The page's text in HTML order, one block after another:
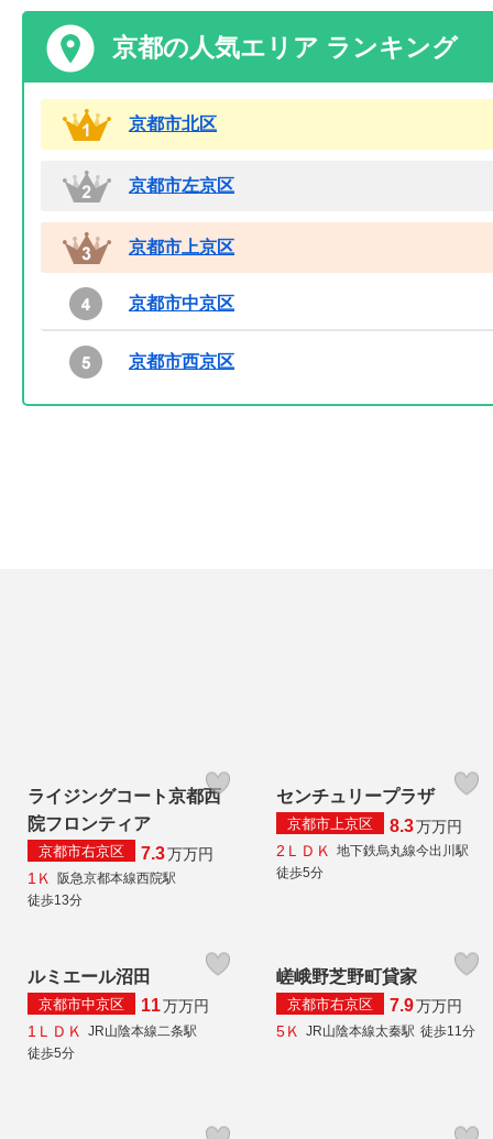
京都の人気エリア ランキング
京都市北区
京都市左京区
京都市上京区
京都市中京区
京都市西京区
ライジングコート京都西
院フロンティア
京都市右京区 7.3万万円
1Ｋ
阪急京都本線西院駅
徒歩13分
センチュリープラザ
京都市上京区 8.3万万円
2ＬＤＫ
地下鉄烏丸線今出川駅
徒歩5分
ルミエール沼田
京都市中京区 11万万円
1ＬＤＫ
JR山陰本線二条駅
徒歩5分
嵯峨野芝野町貸家
京都市右京区 7.9万万円
5Ｋ
JR山陰本線太秦駅 徒歩11分